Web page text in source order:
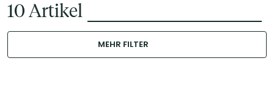
10 Artikel
MEHR FILTER